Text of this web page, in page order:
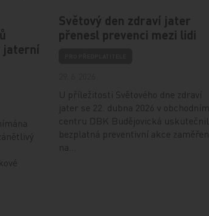
jaterní
Světový den zdraví jater
přenesl prevenci mezi lidi
U příležitosti Světového dne zdraví
jater se 22. dubna 2026 v obchodním
centru DBK Budějovická
bezplatná preventivní akce
na…